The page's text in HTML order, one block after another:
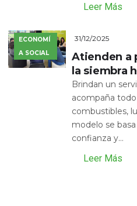
Leer Más
ECONOMÍ
A SOCIAL
31/12/2025
Atienden a
la siembra
Brindan un
acompaña
combustibles,
modelo se
confianza y...
Leer Más